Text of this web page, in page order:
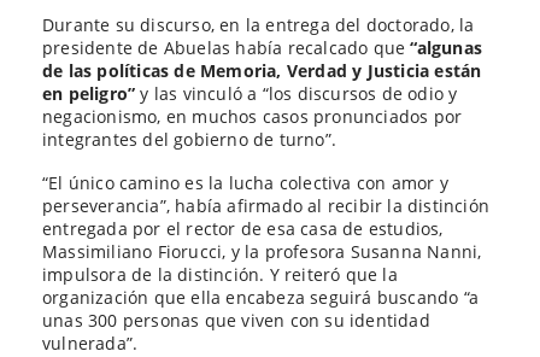
Durante su discurso, en la entrega del doctorado, la
presidente de Abuelas había recalcado que“algunas
de las políticas de Memoria, Verdad y Justicia están
en peligro” y las vinculó a “los discursos de odio y
negacionismo, en muchos casos pronunciados por
integrantes del gobierno de turno”.
“El único camino es la lucha colectiva con amor y
perseverancia”, había afirmado al recibir la distinción
entregada por el rector de esa casa de estudios,
Massimiliano Fiorucci, y la profesora Susanna Nanni,
impulsora de la distinción. Y reiteró que la
organización que ella encabeza seguirá buscando “a
unas 300 personas que viven con su identidad
vulnerada”.